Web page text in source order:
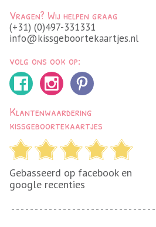
Vragen? Wij helpen graag
(+31) (0)497-331331
info@kissgeboortekaartjes.nl
volg ons ook op:
Klantenwaardering
kissgeboortekaartjes
Gebasseerd op facebook en
google recenties